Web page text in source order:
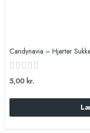
Candynavia – Hjerter
5,00 kr.